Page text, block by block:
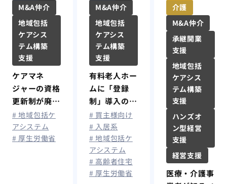
M&A仲介
地域包括
ケアシス
テム構築
支援
ケアマネ
ジャーの資格
更新制が廃
止。制度改正
の最新情報と
現場への影響
# 地域包括ケ
アシステム
# 厚生労働省
M&A仲介
地域包括
ケアシス
テム構築
支援
有料老人ホー
ムに「登録
制」導入の検
討が進む─囲
い込み対策の
見直しも
# 買主様向け
# 入居系
# 地域包括ケ
アシステム
# 高齢者住宅
# 厚生労働省
介護
M&A仲介
承継開業
支援
地域包括
ケアシス
テム構築
支援
ハンズオ
ン型経営
支援
経営支援
医療・介護事